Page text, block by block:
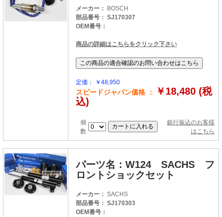
メーカー：
BOSCH
部品番号： SJ170307
OEM番号：
商品の詳細はこちらをクリック下さい
定価： ￥48,950
スピードジャパン価格 ：
￥18,480 (税
込)
個
数
銀行振込のお客様
はこちら
パーツ名：W124 SACHS フ
ロントショックセット
メーカー： SACHS
部品番号： SJ170303
OEM番号：